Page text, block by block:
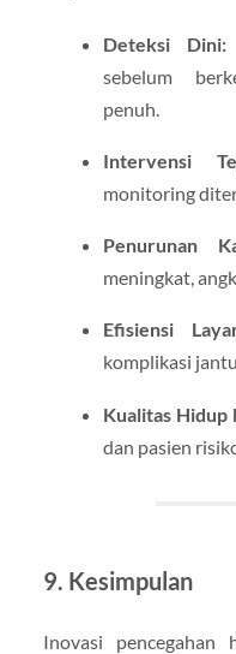
Deteksi Dini:
sebelum
penuh.
Intervensi
monitoring
Penurunan
meningkat,
Efisiensi
komplikasi
Kualitas
dan pasien
9. Kesimpulan
Inovasi